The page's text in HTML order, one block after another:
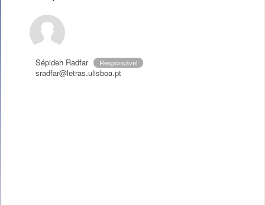
Sépideh Radfar Responsável
sradfar@letras.ulisboa.pt